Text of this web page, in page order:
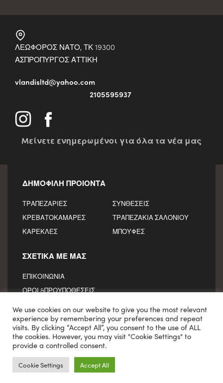
ΛΕΩΦΟΡΟΣ ΝΑΤΟ, ΤΚ 19300
ΑΣΠΡΟΠΥΡΓΟΣ ΑΤΤΙΚΗ
vlandisltd@yahoo.com
2105595937
Mείνετε ενημερωμένοι για όλα τα νέα μας
ΔΗΜΟΦΙΛΗ ΠΡΟΙΟΝΤΑ
ΤΡΑΠΕΖΑΡΙΕΣ
ΣΥΝΘΕΣΕΙΣ
ΚΡΕΒΑΤΟΚΑΜΑΡΕΣ
ΤΡΑΠΕΖΑΚΙΑ ΣΑΛΟΝΙΟΥ
ΚΑΡΕΚΛΕΣ
ΜΠΟΥΦΕΣ
ΣΧΕΤΙΚΑ ΜΕ ΜΑΣ
ΕΠΙΚΟΙΝΩΝΙΑ
ΟΡΟΙ &ΠΡΟΥΠΟΘΕΣΕΙΣ
© Copyright 2021VLANDIS LEGNO
We use cookies on our website to give you the most relevant
experience by remembering your preferences and repeat
visits. By clicking “Accept All”, you consent to the use of ALL
the cookies. However, you may visit "Cookie Settings" to
provide a controlled consent.
Cookie Settings Accept All